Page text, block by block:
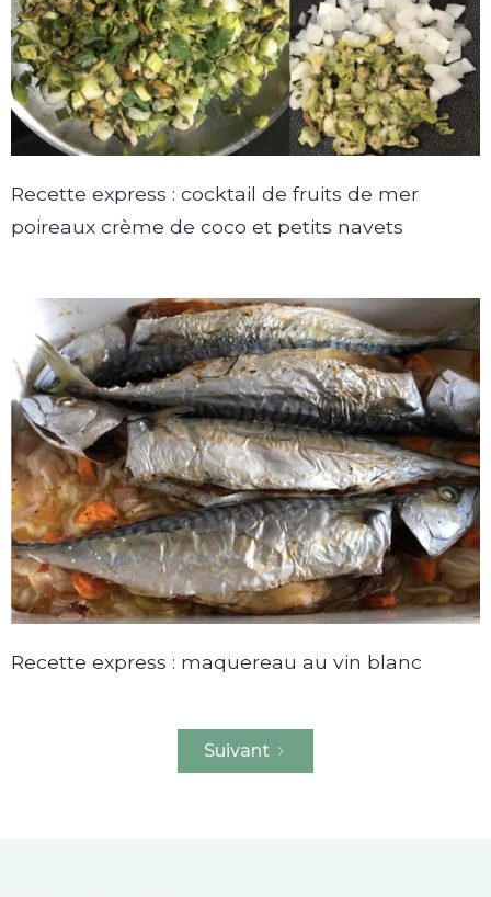
Recette express : cocktail de fruits de mer
poireaux crème de coco et petits navets
Recette express : maquereau au vin blanc
Suivant